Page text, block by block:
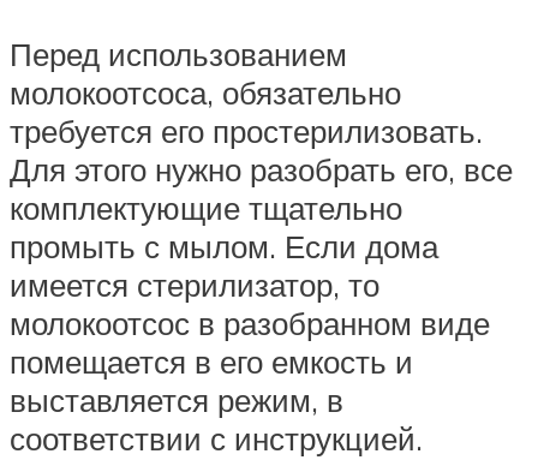
Перед использованием
молокоотсоса, обязательно
требуется его простерилизовать.
Для этого нужно разобрать его, все
комплектующие тщательно
промыть с мылом. Если дома
имеется стерилизатор, то
молокоотсос в разобранном виде
помещается в его емкость и
выставляется режим, в
соответствии с инструкцией.